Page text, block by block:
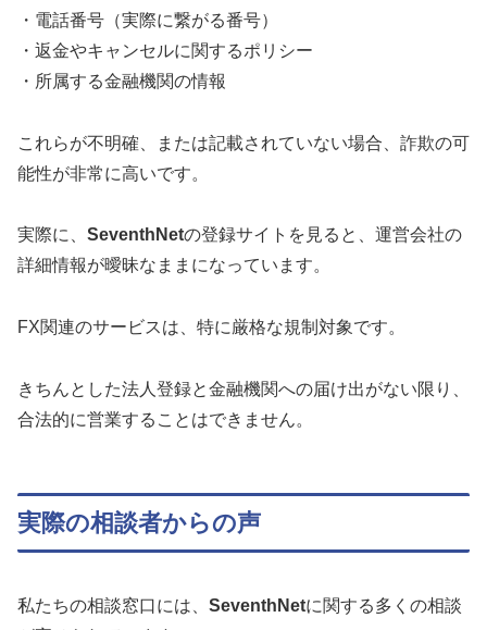
・電話番号（実際に繋がる番号）
・返金やキャンセルに関するポリシー
・所属する金融機関の情報
これらが不明確、または記載されていない場合、詐欺の可
能性が非常に高いです。
実際に、 SeventhNetの登録サイトを見ると、運営会社の
詳細情報が曖昧なままになっています。
FX関連のサービスは、特に厳格な規制対象です。
きちんとした法人登録と金融機関への届け出がない限り、
合法的に営業することはできません。
実際の相談者からの声
私たちの相談窓口には、 SeventhNetに関する多くの相談